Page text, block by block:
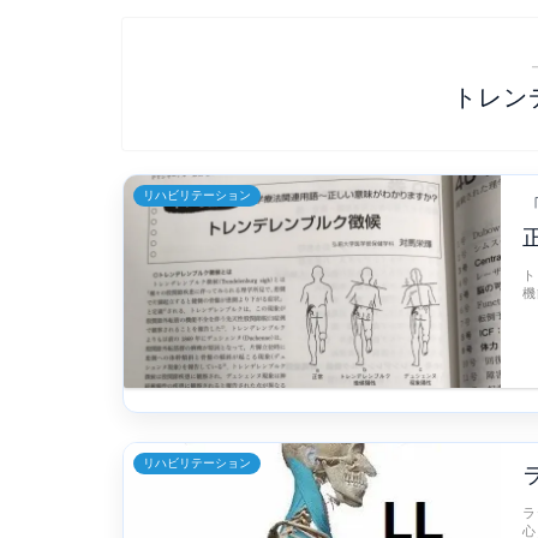
トレ
リハビリテーション
リハビリテーション